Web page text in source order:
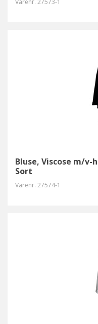
Varenr. 27573-1
Bluse, Viscose m/
Sort
Varenr. 27574-1